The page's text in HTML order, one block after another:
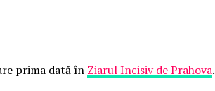
prima dată în Ziarul Incisiv de Prahova.